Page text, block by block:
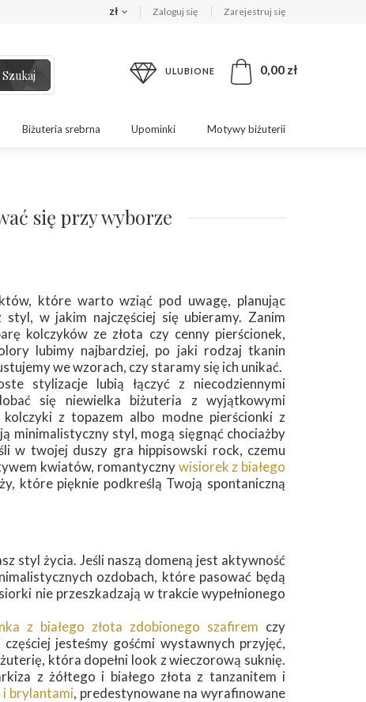
zł Zaloguj się Zarejestruj się
Szukaj ULUBIONE 0,00 zł
Biżuteria srebrna Upominki Motywy biżuterii
się przy wyborze
które warto wziąć pod uwagę, planując
w jakim najczęściej się ubieramy. Zanim
kolczyków ze złota czy cenny pierścionek,
lubimy najbardziej, po jaki rodzaj tkanin
we wzorach, czy staramy się ich unikać.
stylizacje lubią łączyć z niecodziennymi
się niewielka biżuteria z wyjątkowymi
kolczyki z topazem albo modne pierścionki z
minimalistyczny styl, mogą sięgnąć chociażby
w twojej duszy gra hippisowski rock, czemu
kwiatów, romantycznywisiorek z białego
które pięknie podkreślą Twoją spontaniczną
styl życia. Jeśli naszą domeną jest aktywność
ozdobach, które pasować będą
nie przeszkadzają w trakcie wypełnionego
z białego złota zdobionego szafirem czy
jesteśmy gośćmi wystawnych przyjęć,
która dopełni look z wieczorową suknię.
z żółtego i białego złota z tanzanitem i
i brylantami, predestynowane na wyrafinowane